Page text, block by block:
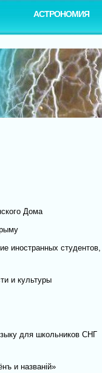
АСТРОНОМИЯ
Дома
иностранных студентов,
и культуры
для школьников СНГ
и названiй»